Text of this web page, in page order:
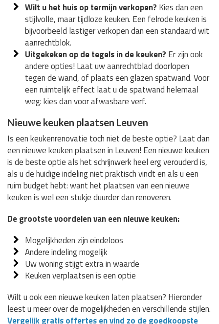
Wilt u het huis op termijn verkopen? Kies dan een
stijlvolle, maar tijdloze keuken. Een felrode keuken is
bijvoorbeeld lastiger verkopen dan een standaard wit
aanrechtblok.
Uitgekeken op de tegels in de keuken? Er zijn ook
andere opties! Laat uw aanrechtblad doorlopen
tegen de wand, of plaats een glazen spatwand. Voor
een ruimtelijk effect laat u de spatwand helemaal
weg: kies dan voor afwasbare verf.
Nieuwe keuken plaatsen Leuven
Is een keukenrenovatie toch niet de beste optie? Laat dan
een nieuwe keuken plaatsen in Leuven! Een nieuwe keuken
is de beste optie als het schrijnwerk heel erg verouderd is,
als u de huidige indeling niet praktisch vindt en als u een
ruim budget hebt: want het plaatsen van een nieuwe
keuken is wel een stukje duurder dan renoveren.
De grootste voordelen van een nieuwe keuken:
Mogelijkheden zijn eindeloos
Andere indeling mogelijk
Uw woning stijgt extra in waarde
Keuken verplaatsen is een optie
Wilt u ook een nieuwe keuken laten plaatsen? Hieronder
leest u meer over de mogelijkheden en verschillende stijlen.
Vergelijk gratis offertes en vind zo de goedkoopste